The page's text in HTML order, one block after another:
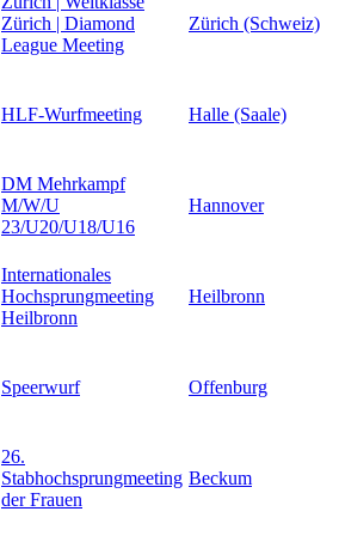
Zürich | Diamond
League Meeting
Zürich (Schweiz)
HLF-Wurfmeeting Halle (Saale)
DM Mehrkampf
M/W/U
23/U20/U18/U16
Hannover
Internationales
Hochsprungmeeting
Heilbronn
Heilbronn
Speerwurf Offenburg
26.
Stabhochsprungmeeting
der Frauen
Beckum